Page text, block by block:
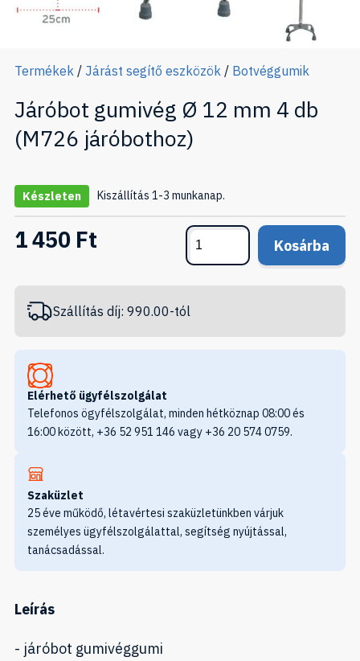
Termékek / Járást segítő eszközök / Botvéggumik
Járóbot gumivég Ø 12 mm 4 db
(M726 járóbothoz)
Készleten Kiszállítás 1-3 munkanap.
1 450 Ft Kosárba
Szállítás díj: 990.00-tól
Elérhető ügyfélszolgálat
Telefonos ögyfélszolgálat, minden hétköznap 08:00 és
16:00 között, +36 52 951 146 vagy +36 20 574 0759.
Szaküzlet
25 éve működő, létavértesi szaküzletünkben várjuk
személyes ügyfélszolgálattal, segítség nyújtással,
tanácsadással.
Leírás
- járóbot gumivéggumi